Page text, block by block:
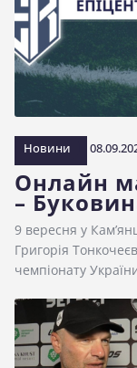
Новини
Онлайн
–
9 вересня у
Григорія
чемпіонату